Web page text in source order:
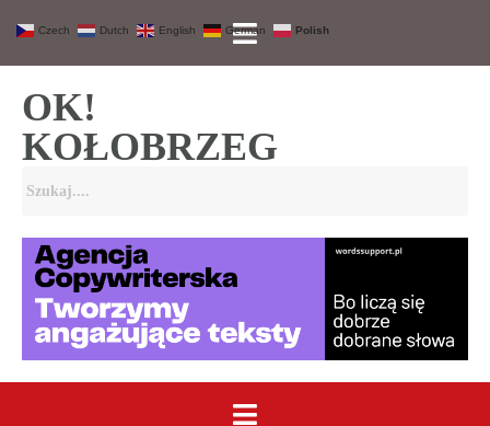
OK!
KOŁOBRZEG
Czech Dutch English German Polish